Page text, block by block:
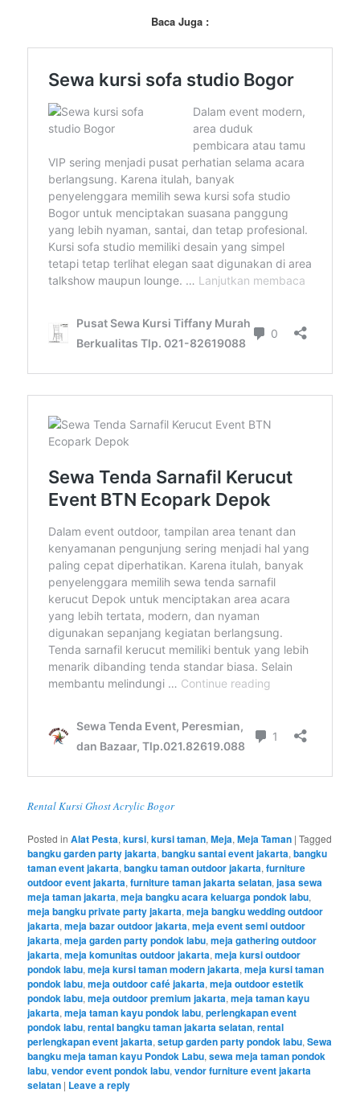
Baca Juga :
Rental Kursi Ghost Acrylic Bogor
Posted in Alat Pesta,kursi,kursi taman,Meja,Meja Taman |Tagged
bangku garden party jakarta,bangku santai event jakarta,bangku
taman event jakarta,bangku taman outdoor jakarta,furniture
outdoor event jakarta,furniture taman jakarta selatan,jasa sewa
meja taman jakarta,meja bangku acara keluarga pondok labu,
meja bangku private party jakarta,meja bangku wedding outdoor
jakarta,meja bazar outdoor jakarta,meja event semi outdoor
jakarta,meja garden party pondok labu,meja gathering outdoor
jakarta,meja komunitas outdoor jakarta,meja kursi outdoor
pondok labu,meja kursi taman modern jakarta,meja kursi taman
pondok labu,meja outdoor café jakarta,meja outdoor estetik
pondok labu,meja outdoor premium jakarta,meja taman kayu
jakarta,meja taman kayu pondok labu,perlengkapan event
pondok labu,rental bangku taman jakarta selatan,rental
perlengkapan event jakarta,setup garden party pondok labu,Sewa
bangku meja taman kayu Pondok Labu,sewa meja taman pondok
labu,vendor event pondok labu,vendor furniture event jakarta
selatan | Leave a reply